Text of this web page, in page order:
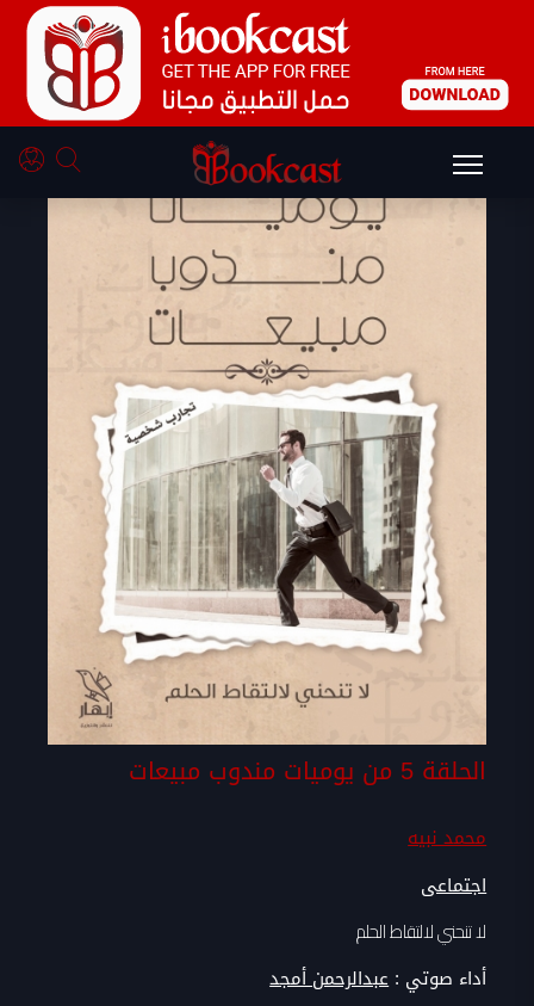
الحلقة 5 من يوميات مندوب مبيعات
محمد نبيه
اجتماعى
لا تنحني لالتقاط الحلم
أداء صوتي :عبدالرحمن أمجد